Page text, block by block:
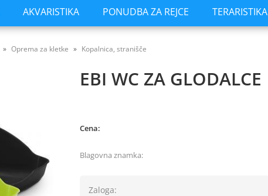
AKVARISTIKA PONUDBA ZA REJCE TERARISTIKA
Oprema za kletke Kopalnica, stranišče
EBI WC ZA GLODALCE
Cena:
Blagovna znamka:
Zaloga: